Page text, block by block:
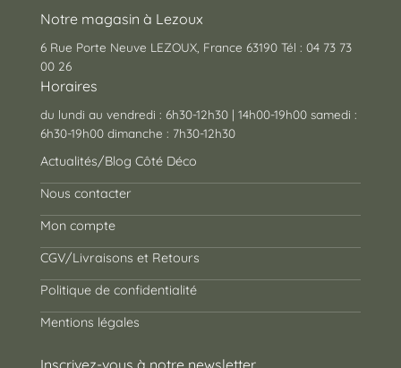
Notre magasin à Lezoux
6 Rue Porte Neuve LEZOUX, France 63190 Tél : 04 73 73
00 26
Horaires
du lundi au vendredi : 6h30-12h30 | 14h00-19h00 samedi :
6h30-19h00 dimanche : 7h30-12h30
Actualités/Blog Côté Déco
Nous contacter
Mon compte
CGV/Livraisons et Retours
Politique de confidentialité
Mentions légales